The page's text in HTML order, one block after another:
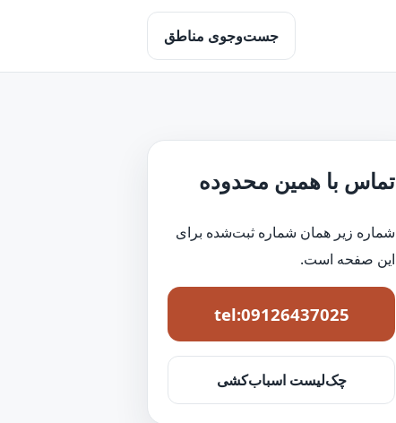
جست‌وجوی مناطق
تماس با همین محدوده
شماره زیر همان شماره ثبت‌شده برای
این صفحه است.
tel:09126437025
چک‌لیست اسباب‌کشی